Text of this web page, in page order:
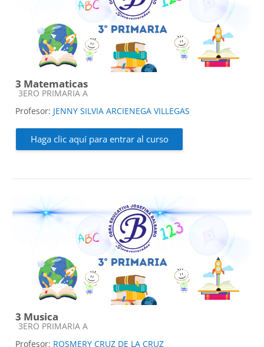
3 Matematicas
Categoría de cursos
3ERO PRIMARIA A
Profesor: JENNY SILVIA ARCIENEGA VILLEGAS
Haga clic aquí para entrar al curso
3 Musica
Categoría de cursos
3ERO PRIMARIA A
Profesor: ROSMERY CRUZ DE LA CRUZ